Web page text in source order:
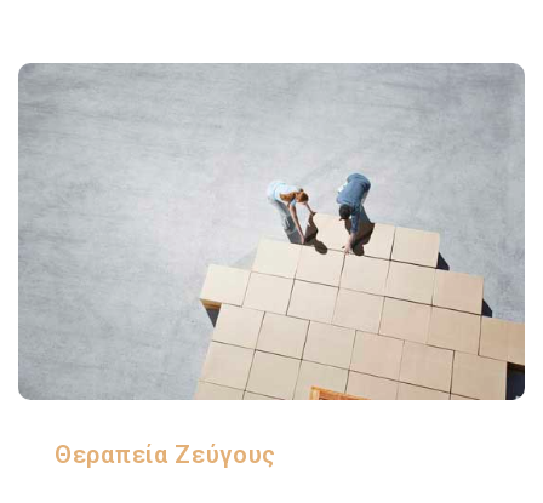
Θεραπεία Ζεύγους